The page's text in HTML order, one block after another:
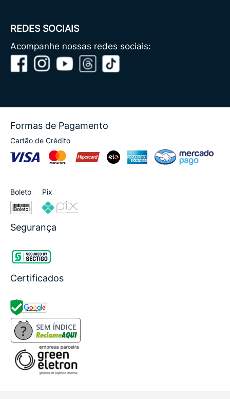
REDES SOCIAIS
Acompanhe nossas redes sociais:
Formas de Pagamento
Cartão de Crédito
Boleto Pix
Segurança
Certificados
SEM ÍNDICE